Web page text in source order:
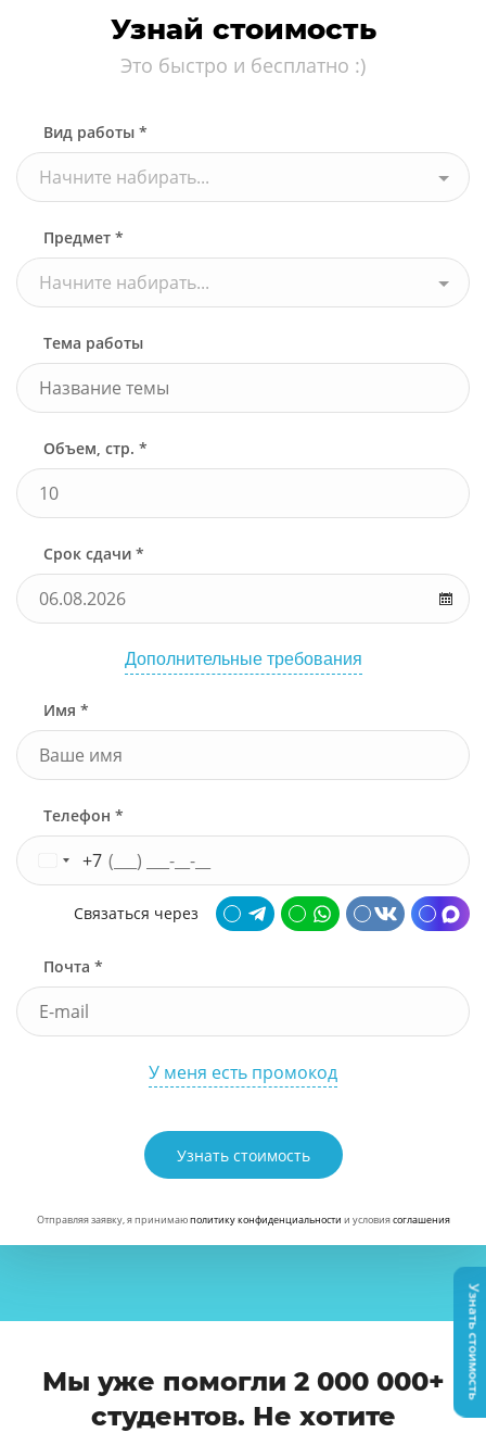
Узнай стоимость
Это быстро и бесплатно :)
Вид работы *
Начните набирать...
Предмет *
Начните набирать...
Тема работы
Объем, стр. *
Срок сдачи *
Дополнительные требования
Имя *
Телефон *
+7
Связаться через
Почта *
У меня есть промокод
Узнать стоимость
Отправляя заявку, я принимаюполитику конфиденциальности и условиясоглашения
Мы уже помогли 2 000 000+
студентов. Не хотите
Узнать стоимость